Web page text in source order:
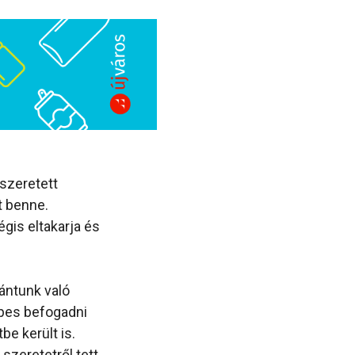
benne.
eltakarja és
való
befogadni
került is.